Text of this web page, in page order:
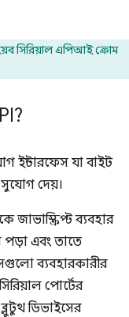
সিরিয়াল এপিআই ক্রোম
ইন্টারফেস যা বাইট
সুযোগ দেয়।
ব্যবহার
পড়া এবং তাতে
ব্যবহারকারীর
পোর্টের
ডিভাইসের